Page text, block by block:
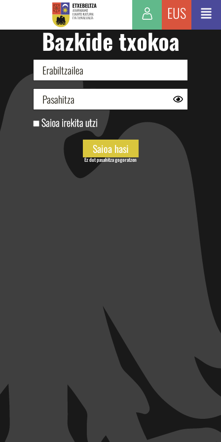
EUS
Bazkide txokoa
Saioa irekita utzi
Ez dut pasahitza gogoratzen